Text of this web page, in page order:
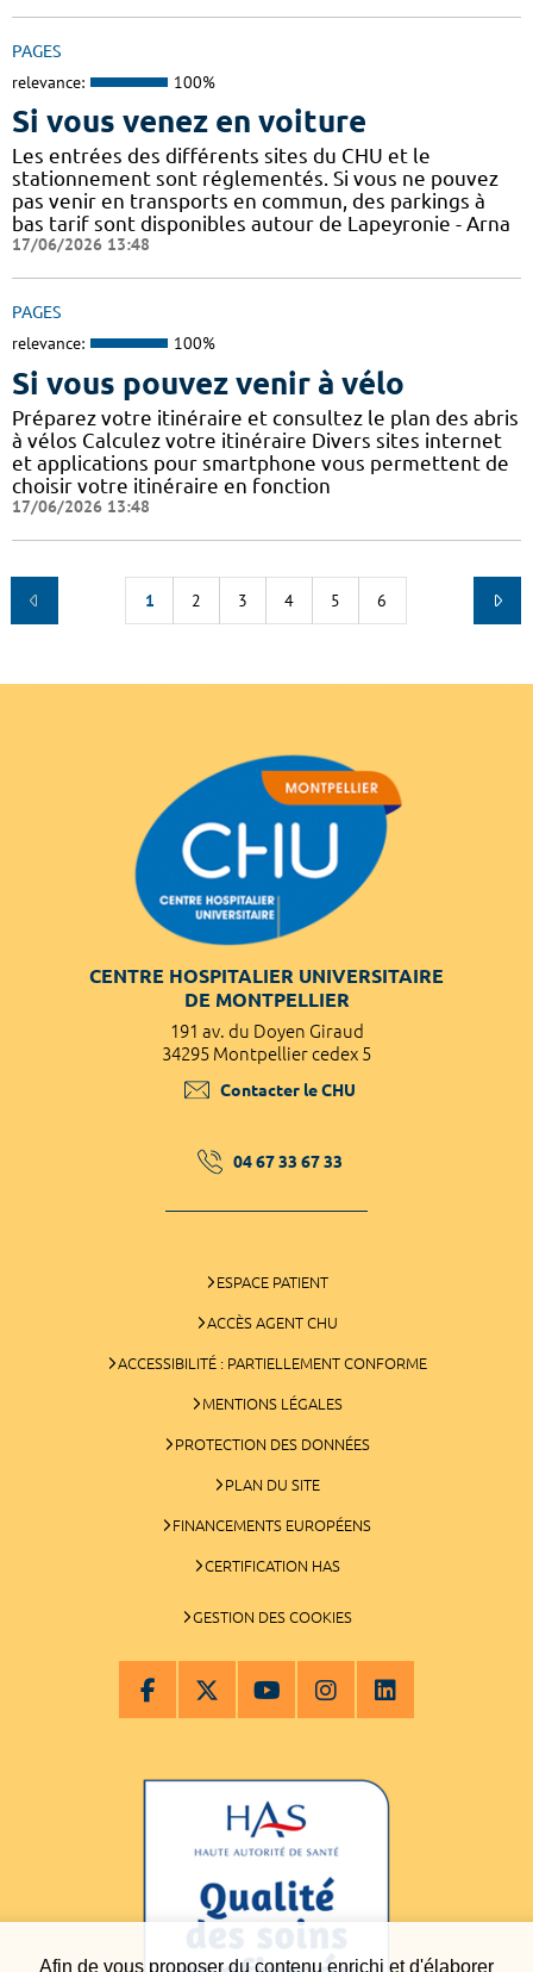
Afin de vous proposer du contenu enrichi et d'élaborer
PAGES
relevance: 100%
Si vous venez en voiture
Les entrées des différents sites du CHU et le
stationnement sont réglementés. Si vous ne pouvez
pas venir en transports en commun, des parkings à
bas tarif sont disponibles autour de Lapeyronie - Arna
17/06/2026 13:48
PAGES
relevance: 100%
Si vous pouvez venir à vélo
Préparez votre itinéraire et consultez le plan des abris
à vélos Calculez votre itinéraire Divers sites internet
et applications pour smartphone vous permettent de
choisir votre itinéraire en fonction
17/06/2026 13:48
1 2 3 4 5 6
CENTRE HOSPITALIER UNIVERSITAIRE
DE MONTPELLIER
191 av. du Doyen Giraud
34295 Montpellier cedex 5
Contacter le CHU
04 67 33 67 33
ESPACE PATIENT
ACCÈS AGENT CHU
ACCESSIBILITÉ : PARTIELLEMENT CONFORME
MENTIONS LÉGALES
PROTECTION DES DONNÉES
PLAN DU SITE
FINANCEMENTS EUROPÉENS
CERTIFICATION HAS
GESTION DES COOKIES